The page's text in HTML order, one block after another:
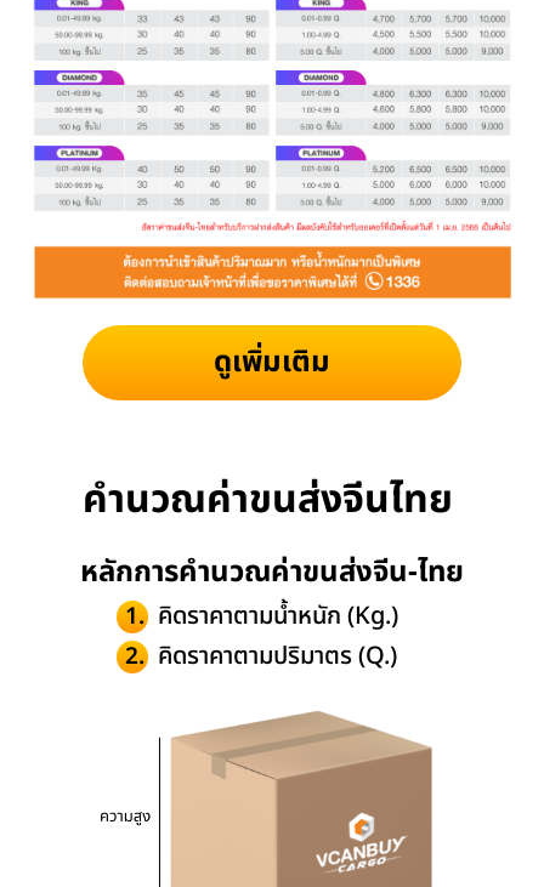
ดูเพิ่มเติม
คำนวณค่าขนส่งจีนไทย
หลักการคำนวณค่าขนส่งจีน-ไทย
1. คิดราคาตามน้ำหนัก (Kg.)
2. คิดราคาตามปริมาตร (Q.)